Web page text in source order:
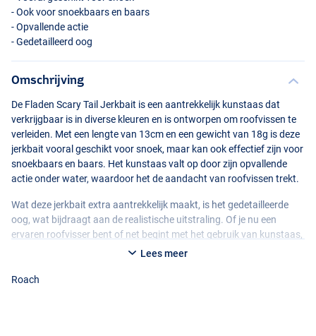
Firetiger
- Ook voor snoekbaars en baars
- Opvallende actie
- Gedetailleerd oog
Omschrijving
De Fladen Scary Tail Jerkbait is een aantrekkelijk kunstaas dat
verkrijgbaar is in diverse kleuren en is ontworpen om roofvissen te
verleiden. Met een lengte van 13cm en een gewicht van 18g is deze
jerkbait vooral geschikt voor snoek, maar kan ook effectief zijn voor
snoekbaars en baars. Het kunstaas valt op door zijn opvallende
actie onder water, waardoor het de aandacht van roofvissen trekt.
Wat deze jerkbait extra aantrekkelijk maakt, is het gedetailleerde
oog, wat bijdraagt aan de realistische uitstraling. Of je nu een
ervaren roofvisser bent of net begint met het gebruik van kunstaas,
de Fladen Scary Tail Jerkbait biedt een effectieve optie om
beleven.
Lees meer
Roach